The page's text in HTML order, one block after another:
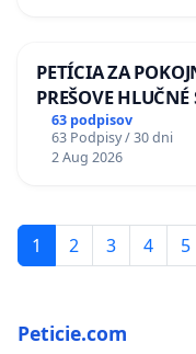
PETÍCIA ZA
PREŠOVE
LEN OD 9.00 DO
TÝŽDEŇ CIEĽ 8.00
KONTROLA
63 podpisov
63 Podpisy / 30 dni
2 Aug 2026
1 2 3 4 5
Peticie.com